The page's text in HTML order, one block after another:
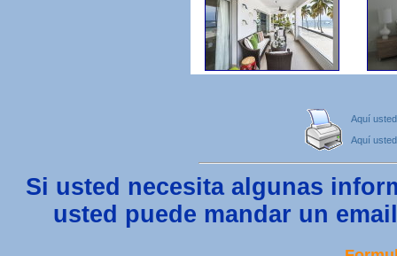
Aquí
Aquí
Si usted necesita algunas
usted puede mandar un